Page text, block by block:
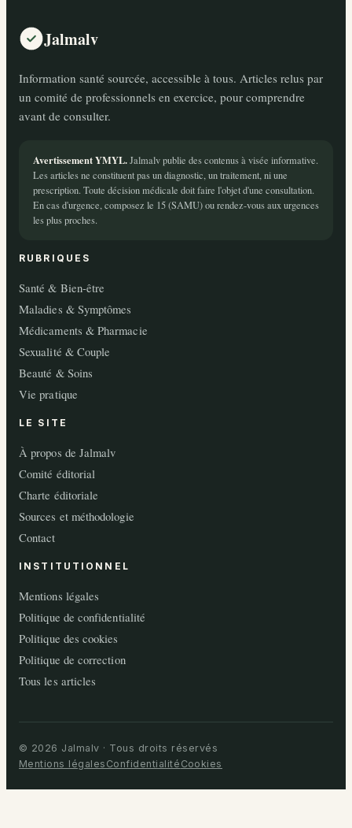
Jalmalv
Information santé sourcée, accessible à tous. Articles relus par
un comité de professionnels en exercice, pour comprendre
avant de consulter.
Avertissement YMYL.Jalmalv publie des contenus à visée informative.
Les articles ne constituent pas un diagnostic, un traitement, ni une
prescription. Toute décision médicale doit faire l'objet d'une consultation.
En cas d'urgence, composez le 15 (SAMU) ou rendez-vous aux urgences
les plus proches.
RUBRIQUES
Santé & Bien-être
Maladies & Symptômes
Médicaments & Pharmacie
Sexualité & Couple
Beauté & Soins
Vie pratique
LE SITE
À propos de Jalmalv
Comité éditorial
Charte éditoriale
Sources et méthodologie
Contact
INSTITUTIONNEL
Mentions légales
Politique de confidentialité
Politique des cookies
Politique de correction
Tous les articles
© 2026 Jalmalv · Tous droits réservés
Mentions légales Confidentialité Cookies